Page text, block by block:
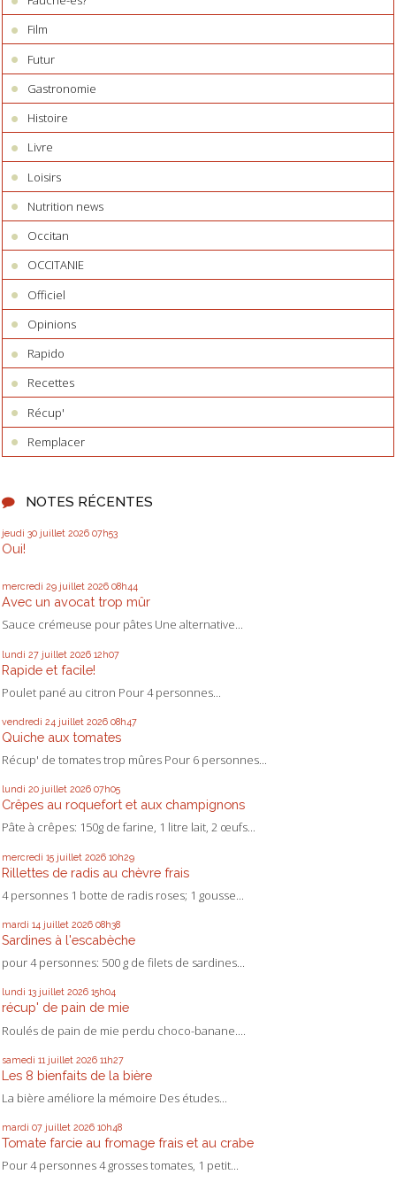
Film
Futur
Gastronomie
Histoire
Livre
Loisirs
Nutrition news
Occitan
OCCITANIE
Officiel
Opinions
Rapido
Recettes
Récup'
Remplacer
NOTES RÉCENTES
jeudi 30 juillet 2026 07h53
Oui!
mercredi 29 juillet 2026 08h44
Avec un avocat trop mûr
Sauce crémeuse pour pâtes Une alternative...
lundi 27 juillet 2026 12h07
Rapide et facile!
Poulet pané au citron Pour 4 personnes...
vendredi 24 juillet 2026 08h47
Quiche aux tomates
Récup' de tomates trop mûres Pour 6 personnes...
lundi 20 juillet 2026 07h05
Crêpes au roquefort et aux champignons
Pâte à crêpes: 150g de farine, 1 litre lait, 2 œufs...
mercredi 15 juillet 2026 10h29
Rillettes de radis au chèvre frais
4 personnes 1 botte de radis roses; 1 gousse...
mardi 14 juillet 2026 08h38
Sardines à l'escabèche
pour 4 personnes: 500 g de filets de sardines...
lundi 13 juillet 2026 15h04
récup' de pain de mie
Roulés de pain de mie perdu choco-banane....
samedi 11 juillet 2026 11h27
Les 8 bienfaits de la bière
La bière améliore la mémoire Des études...
mardi 07 juillet 2026 10h48
Tomate farcie au fromage frais et au crabe
Pour 4 personnes 4 grosses tomates, 1 petit...